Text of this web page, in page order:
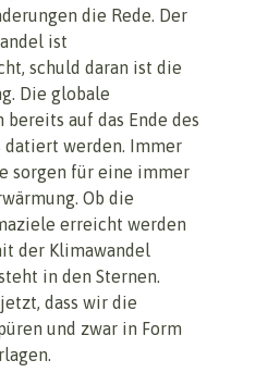
die Rede. Der
ist
schuld daran ist die
Die globale
bereits auf das Ende des
datiert werden. Immer
sorgen für eine immer
Ob die
erreicht werden
der Klimawandel
in den Sternen.
dass wir die
und zwar in Form